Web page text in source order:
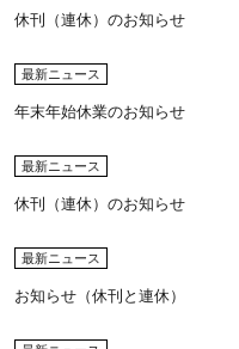
休刊（連休）のお知らせ
最新ニュース
年末年始休業のお知らせ
最新ニュース
休刊（連休）のお知らせ
最新ニュース
お知らせ（休刊と連休）